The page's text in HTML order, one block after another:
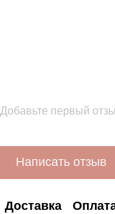
Добавьте первый
Написать отзыв
Доставка